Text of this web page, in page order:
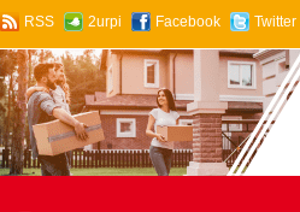
RSS 2urpi Facebook Twitter